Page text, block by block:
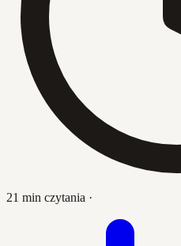
21 min czytania ·